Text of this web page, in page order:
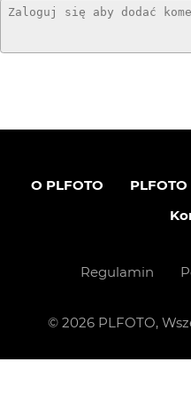
O PLFOTO
Regulamin
© 2026PLFOTO,